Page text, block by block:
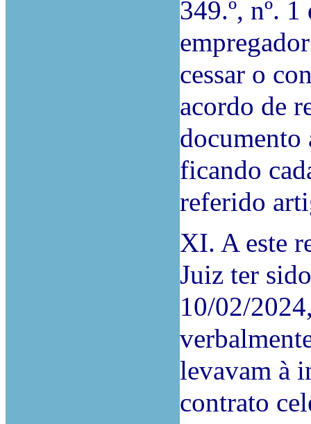
349.º, nº.
cessar o
acordo de
documento
ficando
referido
XI. A este
Juiz ter
10/02/
levavam à
contrato